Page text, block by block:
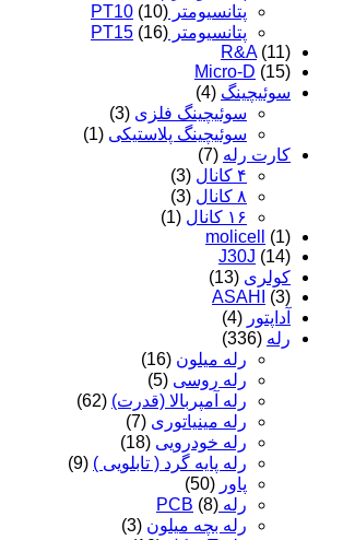
پتانسیومتر PT10 (10)
پتانسیومتر PT15 (16)
R&A (11)
Micro-D (15)
سوئیچینگ (4)
سوئیچینگ فلزی (3)
سوئیچینگ پلاستیکی (1)
کارت رله (7)
۴ کانال
(3)
۸ کانال
(3)
۱۶ کانال
(1)
molicell
(1)
J30J (14)
کولری (13)
ASAHI
(3)
آداپتور (4)
رله (336)
رله میلون (16)
رله روسی (5)
رله آمپربالا (قدرت) (62)
رله مینیاتوری (7)
رله خودرویی (18)
رله پایه گرد ( تابلویی ) (9)
پاور (50)
رله PCB (8)
رله بچه میلون (3)